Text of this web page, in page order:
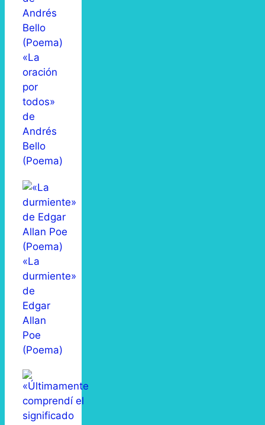
«La
oración
por
todos»
de
Andrés
Bello
(Poema)
«La
durmiente»
de
Edgar
Allan
Poe
(Poema)